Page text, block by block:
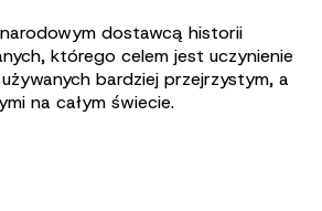
dostawcą historii
którego celem jest uczynienie
bardziej przejrzystym, a
na całym świecie.